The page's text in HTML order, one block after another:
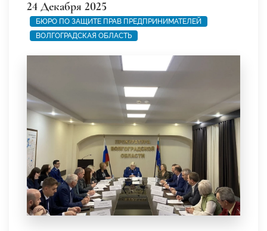
24 Декабря 2025
БЮРО ПО ЗАЩИТЕ ПРАВ ПРЕДПРИНИМАТЕЛЕЙ
ВОЛГОГРАДСКАЯ ОБЛАСТЬ